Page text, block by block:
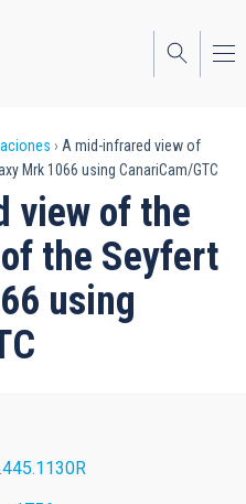
A mid-infrared view of
Mrk 1066 using CanariCam/GTC
view of the
the Seyfert
using